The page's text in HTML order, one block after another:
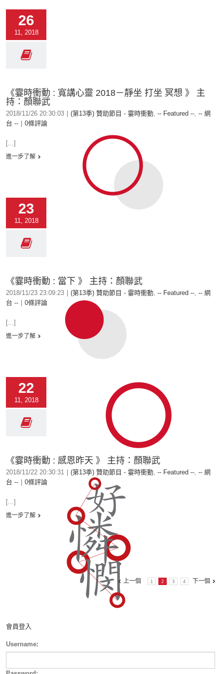
26
11, 2018
《霎時衝動 : 寬講心靈 2018－靜坐 打坐 冥想 》 主
持：顏聯武
2018/11/26 20:30:03 (第13季) 贊助節目 - 霎時衝動, -- Featured --, -- 網
台 --
0條評論
[...]
進一步了解
23
11, 2018
《霎時衝動 : 當下 》 主持：顏聯武
2018/11/23 23:09:23 (第13季) 贊助節目 - 霎時衝動, -- Featured --, -- 網
台 --
0條評論
[...]
進一步了解
22
11, 2018
《霎時衝動 : 感恩昨天 》 主持：顏聯武
2018/11/22 20:30:31 (第13季) 贊助節目 - 霎時衝動, -- Featured --, -- 網
台 --
0條評論
[...]
進一步了解
上一個 1 2 3 4 下一個
會員登入
Username: